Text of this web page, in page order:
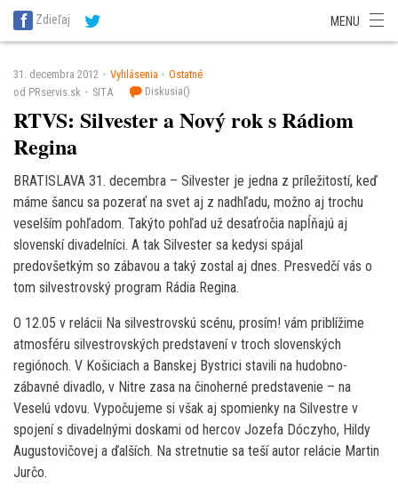
SITA Energetika
SITA Potravinárstvo
Zdieľaj MENU
31. decembra 2012 Vyhlásenia
Ostatné
od PRservis.sk
SITA Diskusia()
RTVS: Silvester a Nový rok s Rádiom
Regina
BRATISLAVA 31. decembra – Silvester je jedna z príležitostí, keď
máme šancu sa pozerať na svet aj z nadhľadu, možno aj trochu
veselším pohľadom. Takýto pohľad už desaťročia napĺňajú aj
slovenskí divadelníci. A tak Silvester sa kedysi spájal
predovšetkým so zábavou a taký zostal aj dnes. Presvedčí vás o
tom silvestrovský program Rádia Regina.
O 12.05 v relácii Na silvestrovskú scénu, prosím! vám priblížime
atmosféru silvestrovských predstavení v troch slovenských
regiónoch. V Košiciach a Banskej Bystrici stavili na hudobno-
zábavné divadlo, v Nitre zasa na činoherné predstavenie – na
Veselú vdovu. Vypočujeme si však aj spomienky na Silvestre v
spojení s divadelnými doskami od hercov Jozefa Dóczyho, Hildy
Augustovičovej a ďalších. Na stretnutie sa teší autor relácie Martin
Jurčo.